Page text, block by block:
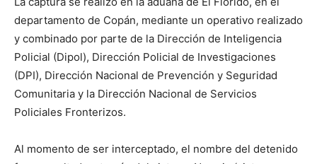
departamento de Copán, mediante un operativo realizado
y combinado por parte de la Dirección de Inteligencia
Policial (Dipol), Dirección Policial de Investigaciones
(DPI), Dirección Nacional de Prevención y Seguridad
Comunitaria y la Dirección Nacional de Servicios
Policiales Fronterizos.
Al momento de ser interceptado, el nombre del detenido